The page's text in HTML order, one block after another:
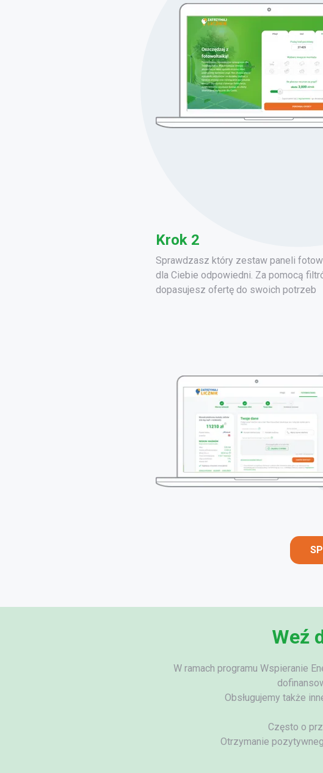
Krok 2
Sprawdzasz który zestaw paneli
dla Ciebie odpowiedni. Za pomocą
dopasujesz ofertę do swoich potrzeb
Weź
W ramach programu Wspieranie
Obsługujemy także
Często o
Otrzymanie